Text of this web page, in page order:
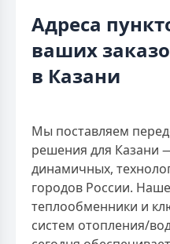
Адреса
ваших
в Казани
Мы поставляем
решения для Казани
динамичных,
городов России.
теплообменники и
систем отопления/